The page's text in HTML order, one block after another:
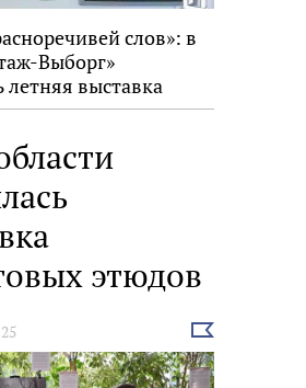
слов»: в
Выборг»
летняя выставка
этюдов
Выбрать
новость